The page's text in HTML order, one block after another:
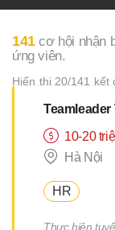
141cơ hội nhận
ứng viên.
Hiển thị 20/141 kết
10-20
Hà Nội
HR
Thực hiện